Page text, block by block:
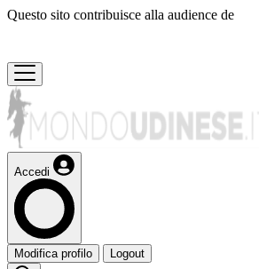
Questo sito contribuisce alla audience de
Accedi
Modifica profilo Logout